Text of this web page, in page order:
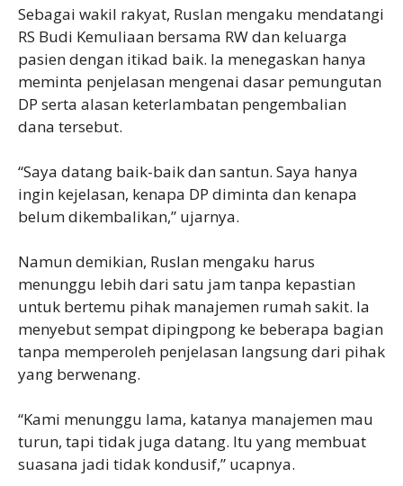
‎Sebagai wakil rakyat, Ruslan mengaku mendatangi
RS Budi Kemuliaan bersama RW dan keluarga
pasien dengan itikad baik. Ia menegaskan hanya
meminta penjelasan mengenai dasar pemungutan
DP serta alasan keterlambatan pengembalian
dana tersebut.
‎“Saya datang baik-baik dan santun. Saya hanya
ingin kejelasan, kenapa DP diminta dan kenapa
belum dikembalikan,” ujarnya.
‎Namun demikian, Ruslan mengaku harus
menunggu lebih dari satu jam tanpa kepastian
untuk bertemu pihak manajemen rumah sakit. Ia
menyebut sempat dipingpong ke beberapa bagian
tanpa memperoleh penjelasan langsung dari pihak
yang berwenang.
‎“Kami menunggu lama, katanya manajemen mau
turun, tapi tidak juga datang. Itu yang membuat
suasana jadi tidak kondusif,” ucapnya.